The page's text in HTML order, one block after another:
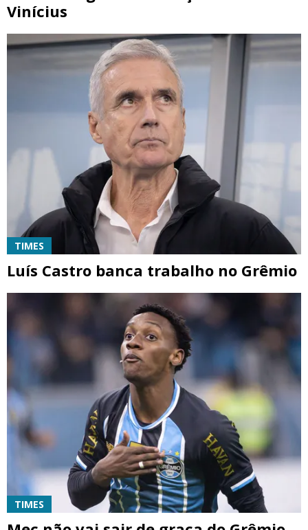
Vinícius
TIMES
Luís Castro banca trabalho no Grêmio
TIMES